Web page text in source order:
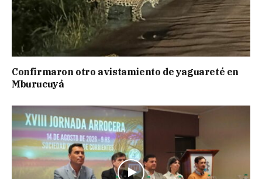
Confirmaron otro avistamiento de yaguareté en
Mburucuyá